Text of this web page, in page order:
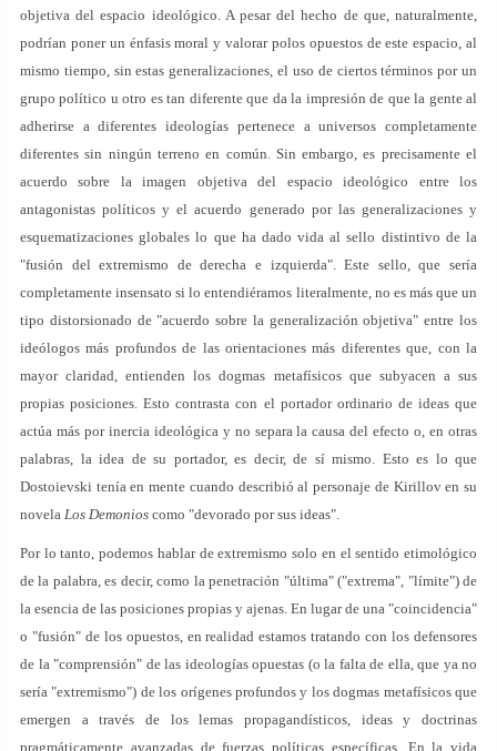
objetiva del espacio ideológico. A pesar del hecho de que, naturalmente,
podrían poner un énfasis moral y valorar polos opuestos de este espacio, al
mismo tiempo, sin estas generalizaciones, el uso de ciertos términos por un
grupo político u otro es tan diferente que da la impresión de que la gente al
adherirse a diferentes ideologías pertenece a universos completamente
diferentes sin ningún terreno en común. Sin embargo, es precisamente el
acuerdo sobre la imagen objetiva del espacio ideológico entre los
antagonistas políticos y el acuerdo generado por las generalizaciones y
esquematizaciones globales lo que ha dado vida al sello distintivo de la
"fusión del extremismo de derecha e izquierda". Este sello, que sería
completamente insensato si lo entendiéramos literalmente, no es más que un
tipo distorsionado de "acuerdo sobre la generalización objetiva" entre los
ideólogos más profundos de las orientaciones más diferentes que, con la
mayor claridad, entienden los dogmas metafísicos que subyacen a sus
propias posiciones. Esto contrasta con el portador ordinario de ideas que
actúa más por inercia ideológica y no separa la causa del efecto o, en otras
palabras, la idea de su portador, es decir, de sí mismo. Esto es lo que
Dostoievski tenía en mente cuando describió al personaje de Kirillov en su
novela Los Demonios como "devorado por sus ideas".
Por lo tanto, podemos hablar de extremismo solo en el sentido etimológico
de la palabra, es decir, como la penetración "última" ("extrema", "límite") de
la esencia de las posiciones propias y ajenas. En lugar de una "coincidencia"
o "fusión" de los opuestos, en realidad estamos tratando con los defensores
de la "comprensión" de las ideologías opuestas (o la falta de ella, que ya no
sería "extremismo") de los orígenes profundos y los dogmas metafísicos que
emergen a través de los lemas propagandísticos, ideas y doctrinas
pragmáticamente avanzadas de fuerzas políticas específicas. En la vida